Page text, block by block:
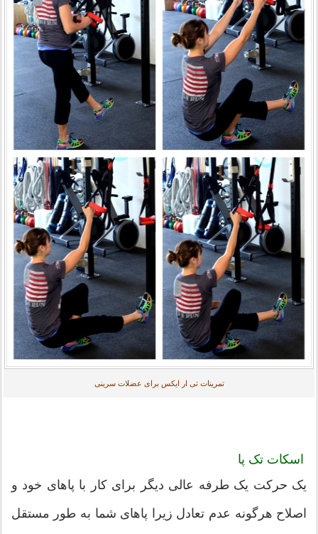
تمرینات تی ار ایکس برای عضلات سرینی
اسکات تک پا
یک حرکت یک طرفه عالی دیگر برای کار با پاهای خود و
اصلاح هرگونه عدم تعادل زیرا پاهای شما به طور مستقل